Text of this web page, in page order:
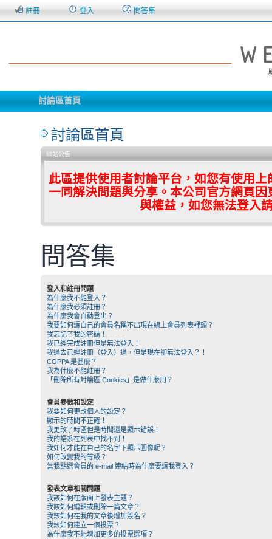
註冊 登入 問答集
討論區首頁
討論區首頁
網站公告
此區提供使用者討論平台，如您有使用
一同解決問題與分享。本公司官方網頁
與權益，如您無法登入
問答集
登入和註冊問題
為什麼我不能登入？
為什麼我必須註冊？
為什麼我會自動登出？
我要如何讓自己的會員名稱不出現在線上會員列表裡頭？
我忘記了我的密碼！
我已經完成註冊但是無法登入！
我過去已經註冊（登入）過，但是現在卻無法登入？！
COPPA 是甚麼？
我為什麼不能註冊？
「刪除所有討論區 Cookies」是做什麼用？
會員參數和設定
我要如何更改個人的設定？
顯示的時間不正確！
我更改了時區但是時間還是顯示錯誤！
我的語系在列表中找不到！
我如何才能在自己的名字下顯示圖像呢？
如何改變我的等級？
當我點選會員的 e-mail 連結時為什麼要讓我登入？
發表文章相關問題
我該如何在版面上發表主題？
我該如何編輯或刪除一篇文章？
我該如何在我的文章後增加簽名？
我該如何建立一個投票？
為什麼我不能增加更多的投票選項？